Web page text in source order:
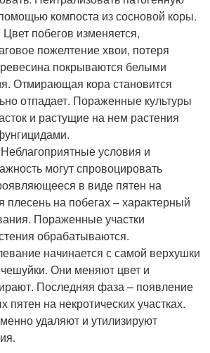
компоста из сосновой коры.
побегов изменяется,
пожелтение хвои, потеря
покрываются белыми
Отмирающая кора становится
отпадает. Пораженные культуры
и растущие на нем растения
условия и
могут спровоцировать
в виде пятен на
плесень на побегах – характерный
Пораженные участки
обрабатываются.
начинается с самой верхушки
чешуйки. Они меняют цвет и
Последняя фаза – появление
пятен на некротических участках.
удаляют и утилизируют